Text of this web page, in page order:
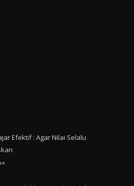
Efektif : Agar Nilai Selalu